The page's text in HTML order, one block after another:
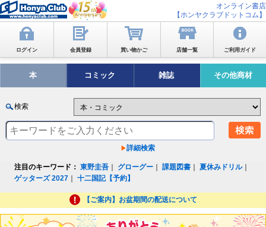
オンライン書店
【ホンヤクラブドットコム】
ログイン 会員登録 買い物かご 店舗一覧 ご利用ガイド
本 コミック 雑誌 その他商材
検索
詳細検索
注目のキーワード： 東野圭吾 グローグー ｜課題図書 ｜夏休みドリル｜
ゲッターズ 2027 ｜十二国記【予約】
【ご案内】お盆期間の配送について